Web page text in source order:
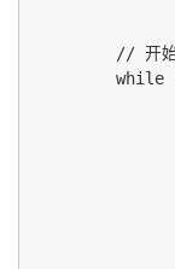
// 开
while